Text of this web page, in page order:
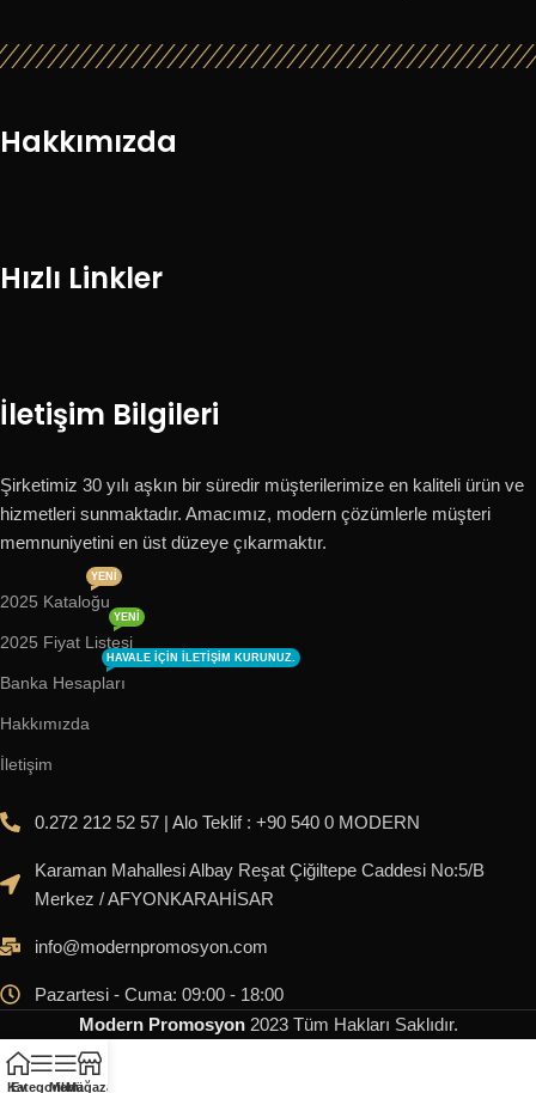
Hakkımızda
Hızlı Linkler
İletişim Bilgileri
Şirketimiz 30 yılı aşkın bir süredir müşterilerimize en kaliteli ürün ve
hizmetleri sunmaktadır. Amacımız, modern çözümlerle müşteri
memnuniyetini en üst düzeye çıkarmaktır.
2025 Kataloğu
YENI
2025 Fiyat Listesi
YENI
Banka Hesapları
HAVALE IÇIN ILETIŞIM KURUNUZ.
Hakkımızda
İletişim
0.272 212 52 57 | Alo Teklif : +90 540 0 MODERN
Karaman Mahallesi Albay Reşat Çiğiltepe Caddesi No:5/B
Merkez / AFYONKARAHİSAR
info@modernpromosyon.com
Pazartesi - Cuma: 09:00 - 18:00
Modern Promosyon 2023 Tüm Hakları Saklıdır.
Ev
Kategoriler
MenüMağaza